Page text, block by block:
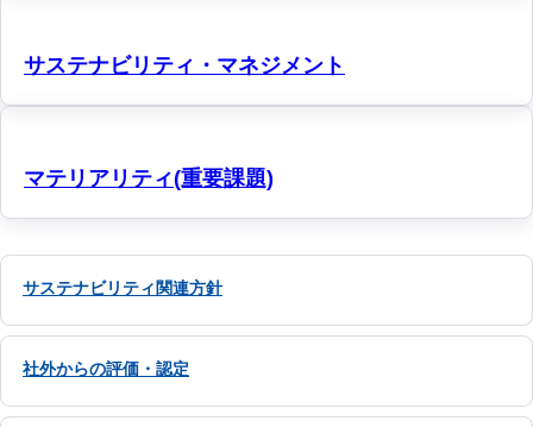
サステナビリティ・マネジメント
マテリアリティ(重要課題)
サステナビリティ関連方針
社外からの評価・認定